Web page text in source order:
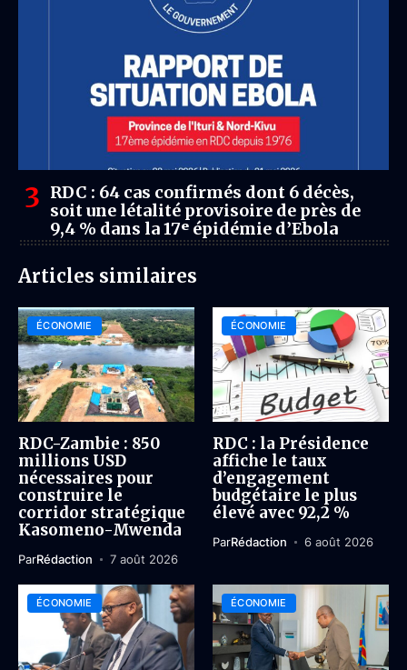
RDC : 64 cas confirmés dont 6 décès,
soit une létalité provisoire de près de
9,4 % dans la 17ᵉ épidémie d’Ebola
Articles similaires
ÉCONOMIE
RDC-Zambie : 850
millions USD
nécessaires pour
construire le
corridor stratégique
Kasomeno-Mwenda
ParRédaction 7 août 2026
ÉCONOMIE
RDC : la Présidence
affiche le taux
d’engagement
budgétaire le plus
élevé avec 92,2 %
ParRédaction 6 août 2026
ÉCONOMIE ÉCONOMIE